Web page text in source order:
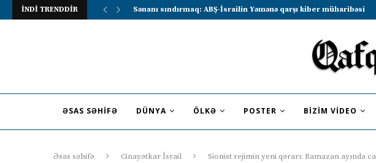
İNDİ TRENDDİR Lavrov Suriya prezidentini Rusiya–Ərəb sammitində iştirak
ƏSAS SƏHIFƏ DÜNYA ÖLKƏ POSTER BIZIM VIDEO
Əsas səhifə Cinayətkar İsrail Sionist rejimin yeni qərarı: Ramazan ayında